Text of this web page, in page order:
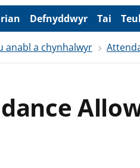
Defnyddwyr Tai
anabl a chynhalwyr